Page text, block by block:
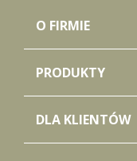
O FIRMIE
PRODUKTY
DLA KLIENTÓW